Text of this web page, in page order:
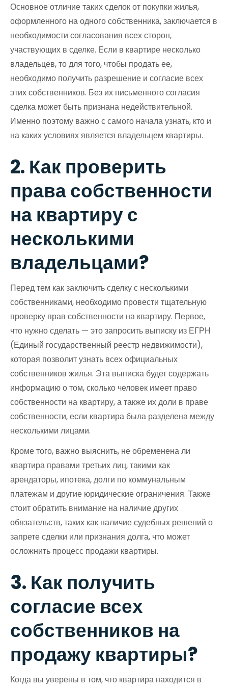
Основное отличие таких сделок от покупки жилья,
оформленного на одного собственника, заключается в
необходимости согласования всех сторон,
участвующих в сделке. Если в квартире несколько
владельцев, то для того, чтобы продать ее,
необходимо получить разрешение и согласие всех
этих собственников. Без их письменного согласия
сделка может быть признана недействительной.
Именно поэтому важно с самого начала узнать, кто и
на каких условиях является владельцем квартиры.
2. Как проверить
права собственности
на квартиру с
несколькими
владельцами?
Перед тем как заключить сделку с несколькими
собственниками, необходимо провести тщательную
проверку прав собственности на квартиру. Первое,
что нужно сделать — это запросить выписку из ЕГРН
(Единый государственный реестр недвижимости),
которая позволит узнать всех официальных
собственников жилья. Эта выписка будет содержать
информацию о том, сколько человек имеет право
собственности на квартиру, а также их доли в праве
собственности, если квартира была разделена между
несколькими лицами.
Кроме того, важно выяснить, не обременена ли
квартира правами третьих лиц, такими как
арендаторы, ипотека, долги по коммунальным
платежам и другие юридические ограничения. Также
стоит обратить внимание на наличие других
обязательств, таких как наличие судебных решений о
запрете сделки или признания долга, что может
осложнить процесс продажи квартиры.
3. Как получить
согласие всех
собственников на
продажу квартиры?
Когда вы уверены в том, что квартира находится в